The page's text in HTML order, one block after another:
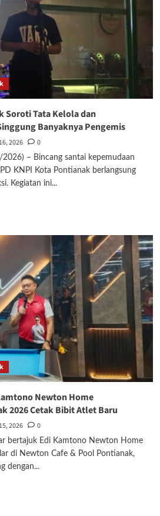
Soroti Tata Kelola dan
Banyaknya Pengemis
2026 0
– Bincang santai kepemudaan
KNPI Kota Pontianak berlangsung
Kegiatan ini...
Newton Home
2026 Cetak Bibit Atlet Baru
2026 0
bertajuk Edi Kamtono Newton Home
di Newton Cafe & Pool Pontianak,
dengan...